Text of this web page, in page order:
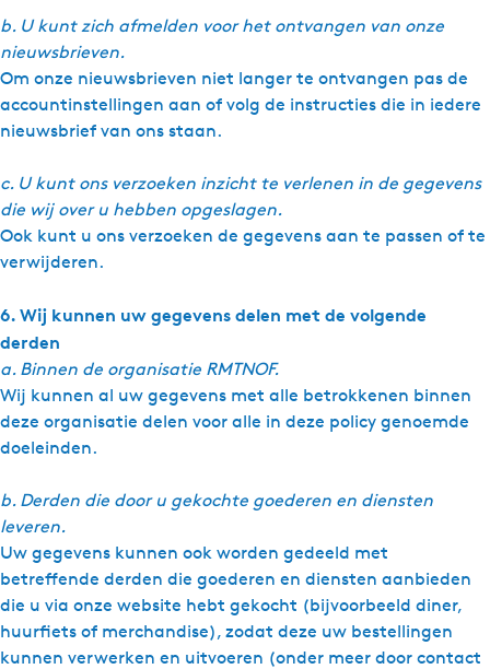
b. U kunt zich afmelden voor het ontvangen van onze
nieuwsbrieven.
Om onze nieuwsbrieven niet langer te ontvangen pas de
accountinstellingen aan of volg de instructies die in iedere
nieuwsbrief van ons staan.
c. U kunt ons verzoeken inzicht te verlenen in de gegevens
die wij over u hebben opgeslagen.
Ook kunt u ons verzoeken de gegevens aan te passen of te
verwijderen.
6. Wij kunnen uw gegevens delen met de volgende
derden
a. Binnen de organisatie RMTNOF.
Wij kunnen al uw gegevens met alle betrokkenen binnen
deze organisatie delen voor alle in deze policy genoemde
doeleinden.
b. Derden die door u gekochte goederen en diensten
leveren.
Uw gegevens kunnen ook worden gedeeld met
betreﬀende derden die goederen en diensten aanbieden
die u via onze website hebt gekocht (bijvoorbeeld diner,
huurﬁets of merchandise), zodat deze uw bestellingen
kunnen verwerken en uitvoeren (onder meer door contact